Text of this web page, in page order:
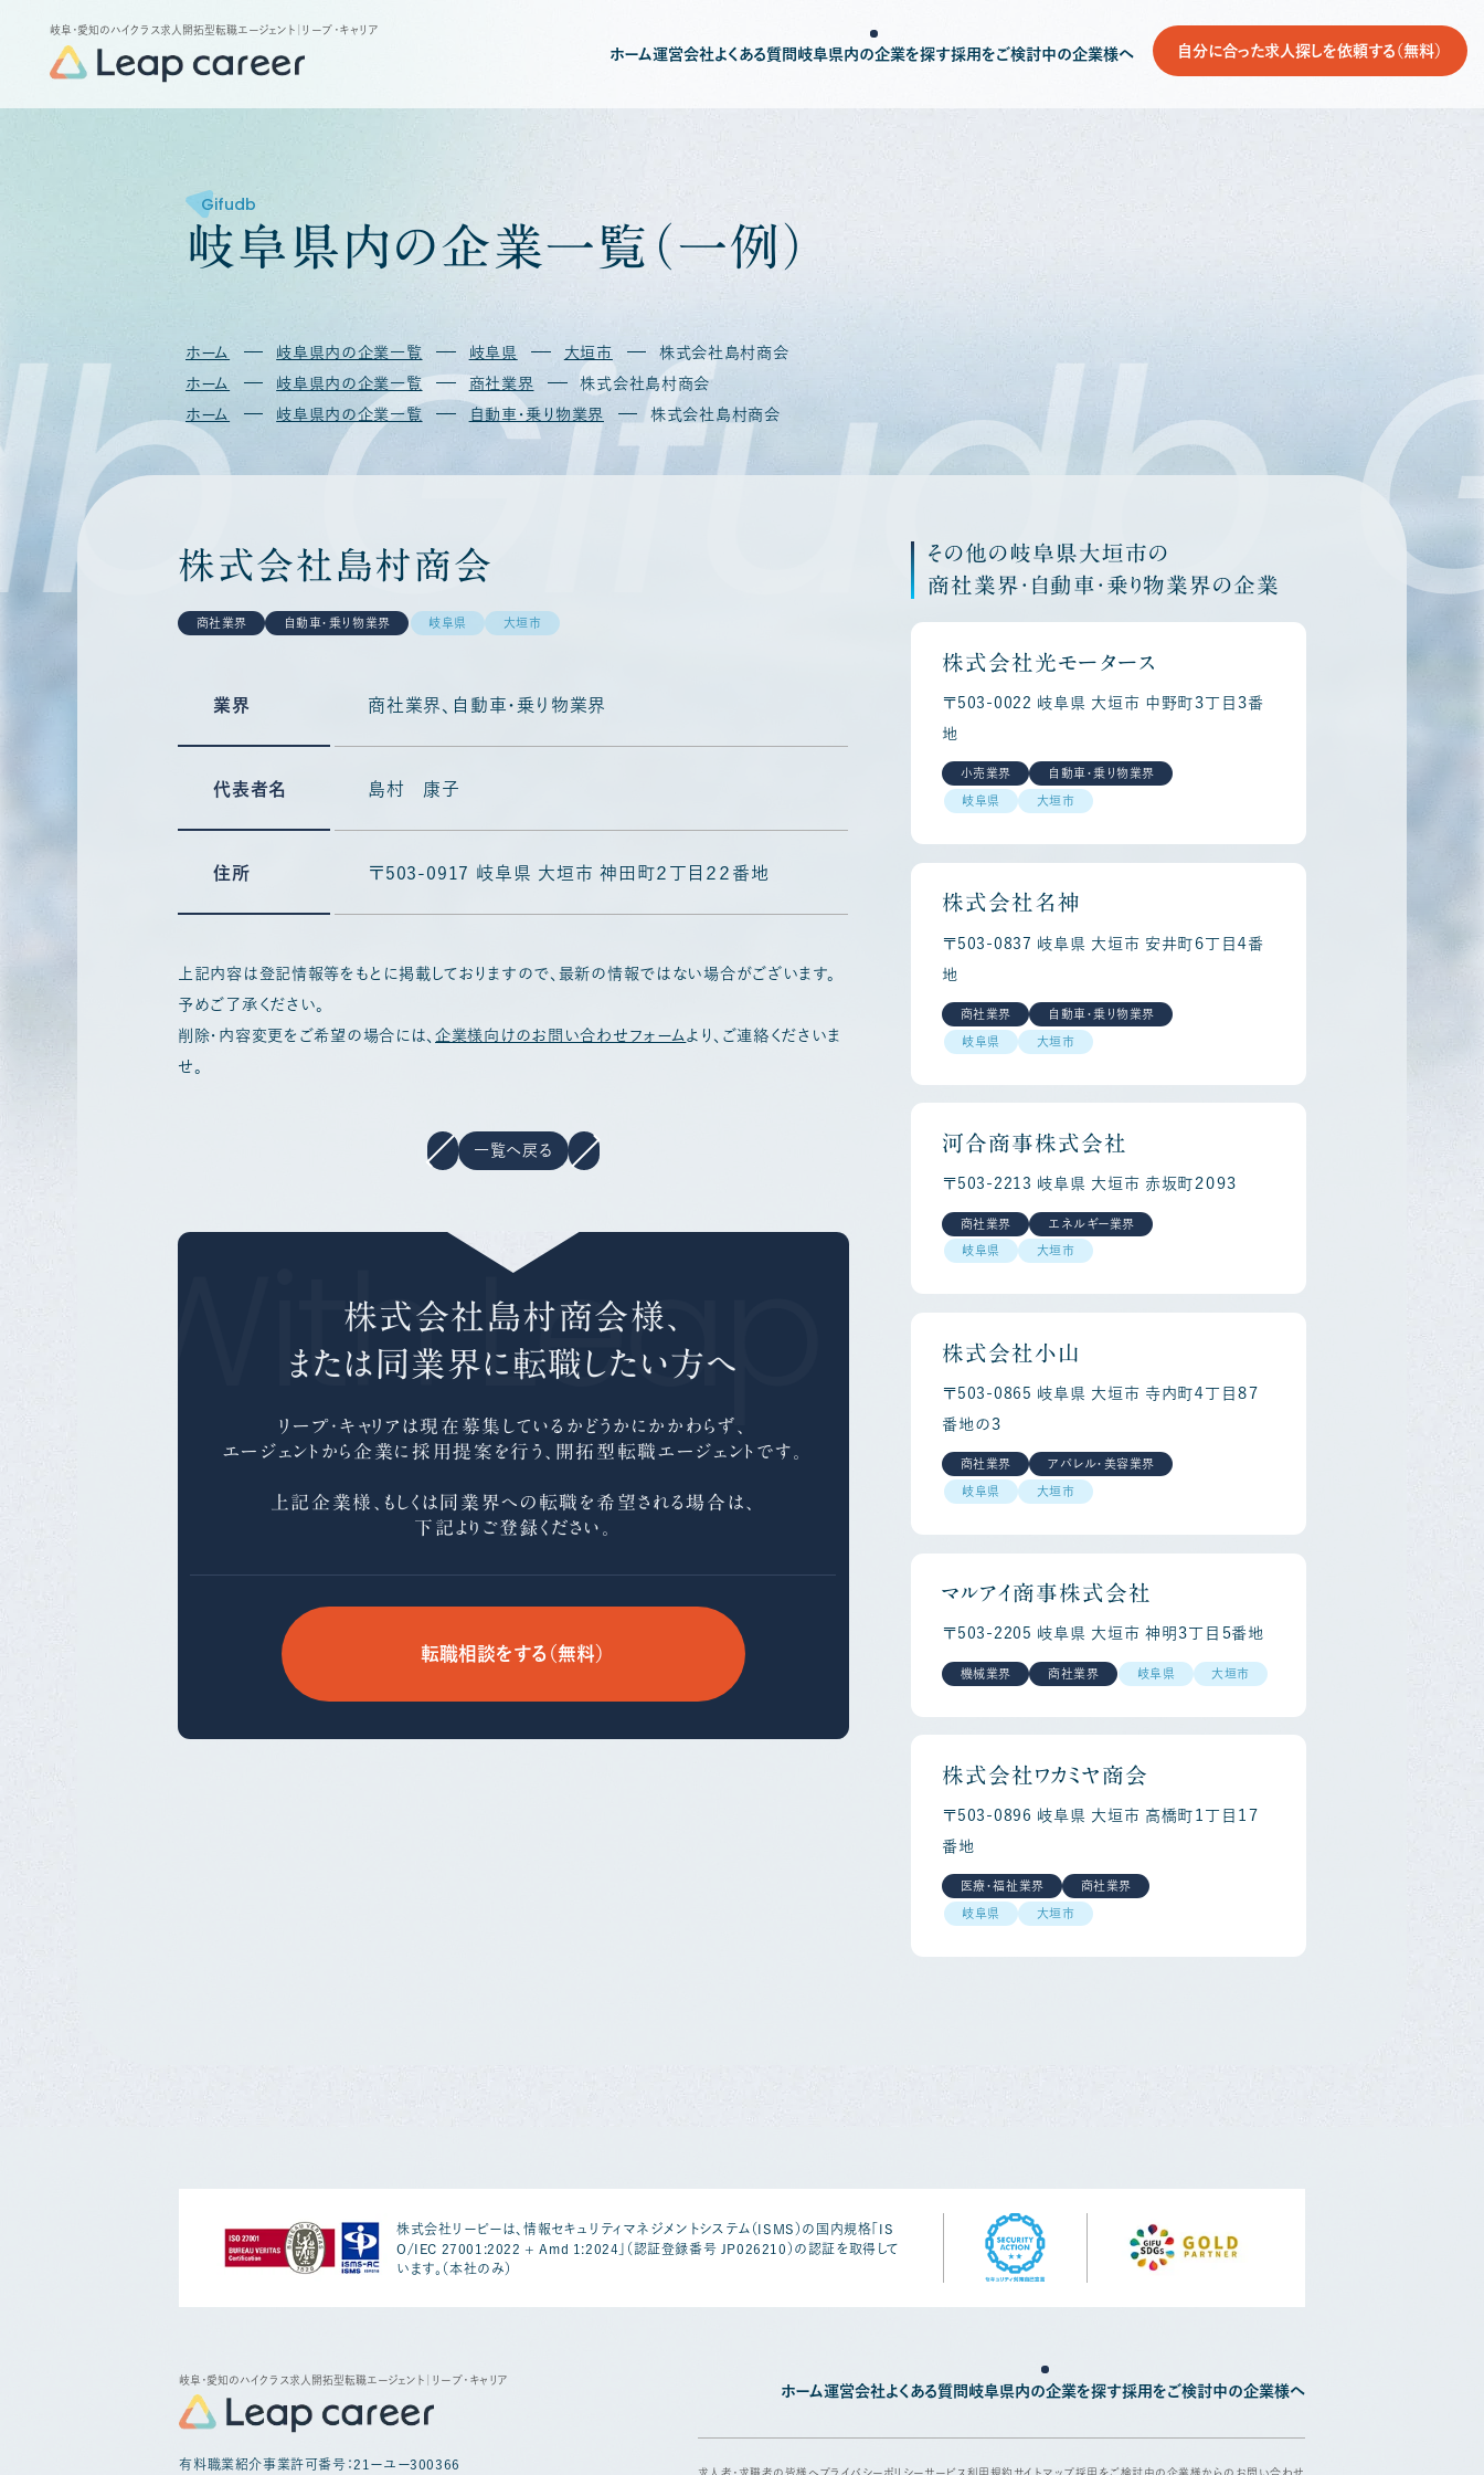
岐阜・愛知のハイクラス求人開拓型転職エージェント ｜リープ・キャリア
ホーム運営会社よくある質問 岐阜県内の企業を探す採用をご検討中の企業様へ 自分に合った求人探しを依頼する（無料）
Gifudb
岐阜 県内の企業一覧 （ 一例 ）
ホーム 岐阜県内の企業一覧 岐阜県 大垣市
株式会社島村商会
ホーム
岐阜県内の企業一覧 商社業界
株式会社島村商会
ホーム
岐阜県内の企業一覧 自動車・乗り物業界 株式会社島村商会
Gifudb
株式会社島村商会
商社業界 自動車・乗り物業界 岐阜県 大垣市
業界 商社業界 自動車・乗り物業界
代表者名 島村 康子
住所 〒503-0917 岐阜県 大垣市 神田町２丁目２２番地
上記内容は登記情報等をもとに掲載しておりますので、最新の情報ではない場合がございます。
予めご了承ください。
削除・内容変更をご希望の場合には、企業様向けのお問い合わせフォーム より、ご連絡くださいま
せ。
一覧へ戻る
With Leap Career
株式会社島村商会様、
または同業界に転職したい方へ
リープ・キャリアは現在募集しているかどうかにかかわらず、
エージェントから企業に採用提案を行う、
開拓型転職エージェントです。
上記企業様、もしくは同業界への 転職を希望される場合は、
下記よりご登録ください。
転職相談をする（無料）
その他の岐阜県大垣市の
商社業界・自動車・乗り物業界の企業
株式会社光モータース
〒503-0022 岐阜県 大垣市 中野町３丁目３番
地
小売業界 自動車・乗り物業界
岐阜県 大垣市
株式会社名神
〒503-0837 岐阜県 大垣市 安井町６丁目４番
地
商社業界 自動車・乗り物業界
岐阜県 大垣市
河合商事株式会社
〒503-2213 岐阜県 大垣市 赤坂町２０９３
商社業界 エネルギー業界
岐阜県 大垣市
株式会社小山
〒503-0865 岐阜県 大垣市 寺内町４丁目８７
番地の３
商社業界 アパレル・美容業界
岐阜県 大垣市
マルアイ商事株式会社
〒503-2205 岐阜県 大垣市 神明３丁目５番地
機械業界 商社業界 岐阜県 大垣市
株式会社ワカミヤ商会
〒503-0896 岐阜県 大垣市 高橋町１丁目１７
番地
医療・福祉業界 商社業界
岐阜県 大垣市
株式会社リーピーは、情報セキュリティマネジメントシステム（ISMS）の国内規格「IS
O/IEC 27001:2022 + Amd 1:2024」（認証登録番号 JP026210）の認証を取得して
います。（本社のみ）
岐阜・愛知のハイクラス求人開拓型転職エージェント ｜リープ・キャリア
有料職業紹介事業許可番号：21ーユー300366
ホーム運営会社よくある質問 岐阜県内の企業を探す採用をご検討中の企業様へ